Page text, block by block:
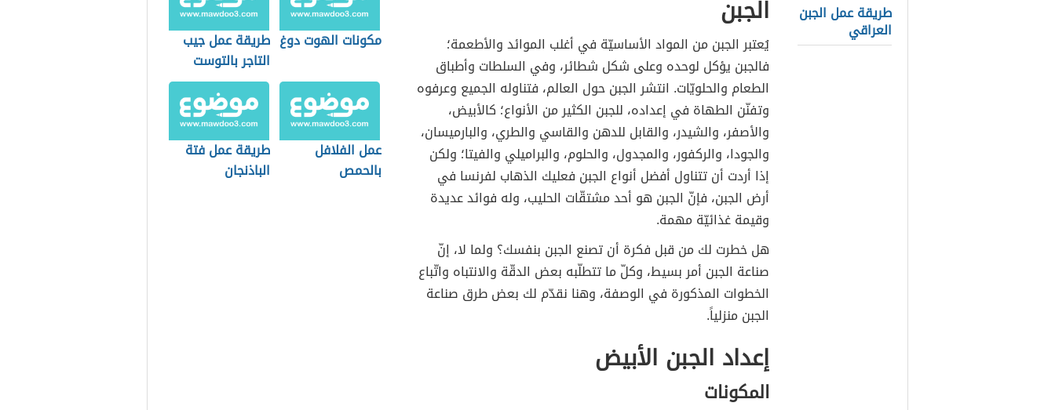
طريقة عمل الجبن
العراقي الجبن
يُعتبر الجبن من المواد الأساسيّة في أغلب الموائد والأطعمة؛
فالجبن يؤكل لوحده وعلى شكل شطائر، وفي السلطات وأطباق
الطعام والحلويّات. انتشر الجبن حول العالم، فتناوله الجميع وعرفوه
وتفنّن الطهاة في إعداده، للجبن الكثير من الأنواع؛ كالأبيض،
والأصفر، والشيدر، والقابل للدهن والقاسي والطري، والبارميسان،
والجودا، والركفور، والمجدول، والحلوم، والبراميلي والفيتا؛ ولكن
إذا أردت أن تتناول أفضل أنواع الجبن فعليك الذهاب لفرنسا في
أرض الجبن، فإنّ الجبن هو أحد مشتقّات الحليب، وله فوائد عديدة
وقيمة غذائيّة مهمة.
هل خطرت لك من قبل فكرة أن تصنع الجبن بنفسك؟ ولما لا، إنّ
صناعة الجبن أمر بسيط، وكلّ ما تتطلّبه بعض الدقّة والانتباه واتّباع
الخطوات المذكورة في الوصفة، وهنا نقدّم لك بعض طرق صناعة
الجبن منزلياً.
إعداد الجبن الأبيض
المكونات
مكونات الهوت دوغ طريقة عمل جيب
التاجر بالتوست
عمل الفلافل
بالحمص
طريقة عمل فتة
الباذنجان